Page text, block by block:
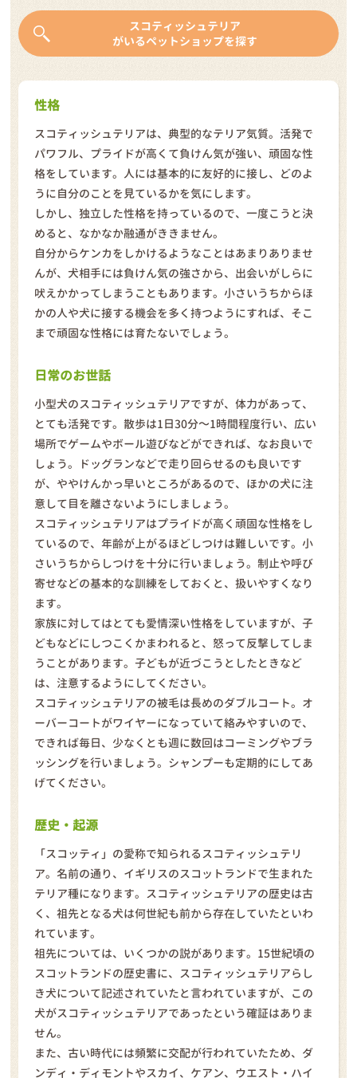
スコティッシュテリア
がいるペットショップを探す
性格
スコティッシュテリアは、典型的なテリア気質。活発で
パワフル、プライドが高くて負けん気が強い、頑固な性
格をしています。人には基本的に友好的に接し、どのよ
うに自分のことを見ているかを気にします。
しかし、独立した性格を持っているので、一度こうと決
めると、なかなか融通がききません。
自分からケンカをしかけるようなことはあまりありませ
んが、犬相手には負けん気の強さから、出会いがしらに
吠えかかってしまうこともあります。小さいうちからほ
かの人や犬に接する機会を多く持つようにすれば、そこ
まで頑固な性格には育たないでしょう。
日常のお世話
小型犬のスコティッシュテリアですが、体力があって、
とても活発です。散歩は1日30分～1時間程度行い、広い
場所でゲームやボール遊びなどができれば、なお良いで
しょう。ドッグランなどで走り回らせるのも良いです
が、ややけんかっ早いところがあるので、ほかの犬に注
意して目を離さないようにしましょう。
スコティッシュテリアはプライドが高く頑固な性格をし
ているので、年齢が上がるほどしつけは難しいです。小
さいうちからしつけを十分に行いましょう。制止や呼び
寄せなどの基本的な訓練をしておくと、扱いやすくなり
ます。
家族に対してはとても愛情深い性格をしていますが、子
どもなどにしつこくかまわれると、怒って反撃してしま
うことがあります。子どもが近づこうとしたときなど
は、注意するようにしてください。
スコティッシュテリアの被毛は長めのダブルコート。オ
ーバーコートがワイヤーになっていて絡みやすいので、
できれば毎日、少なくとも週に数回はコーミングやブラ
ッシングを行いましょう。シャンプーも定期的にしてあ
げてください。
歴史・起源
「スコッティ」の愛称で知られるスコティッシュテリ
ア。名前の通り、イギリスのスコットランドで生まれた
テリア種になります。スコティッシュテリアの歴史は古
く、祖先となる犬は何世紀も前から存在していたといわ
れています。
祖先については、いくつかの説があります。15世紀頃の
スコットランドの歴史書に、スコティッシュテリアらし
き犬について記述されていたと言われていますが、この
犬がスコティッシュテリアであったという確証はありま
せん。
また、古い時代には頻繁に交配が行われていたため、ダ
ンディ・ディモントやスカイ、ケアン、ウエスト・ハイ